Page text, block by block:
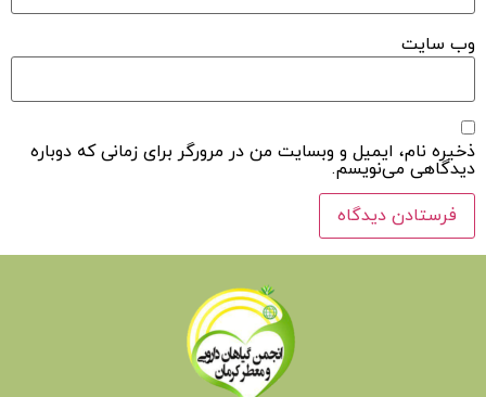
وب‌ سایت
ذخیره نام، ایمیل و وبسایت من در مرورگر برای زمانی که دوباره
دیدگاهی می‌نویسم.